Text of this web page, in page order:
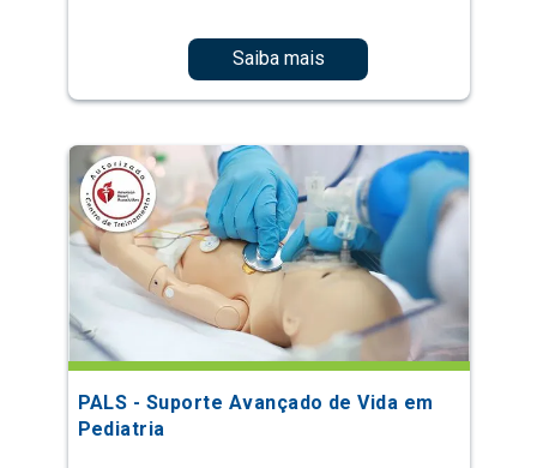
Saiba mais
PALS - Suporte Avançado de Vida em
Pediatria